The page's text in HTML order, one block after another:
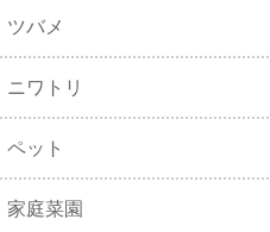
ツバメ
ニワトリ
ペット
家庭菜園